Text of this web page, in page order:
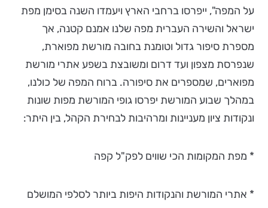
על המפה", ייפרסו ברחבי הארץ ויעמדו השנה בסימן מפת
ישראל והשירה העברית מפה שלנו אמנם קטנה, אך
מספרת סיפור גדול וטומנת בחובה מורשת מפוארת,
שנפרסת מצפון ועד דרום ומשובצת בשפע אתרי מורשת
מפוארים, שמספרים את סיפורה. ברוח המפה של כולנו,
במהלך שבוע המורשת יפרסו גופי המורשת מפות שונות
ונקודות ציון מעניינות ומרהיבות לבחירת הקהל, בין היתר:
* מפת המקומות הכי שווים לפק"ל קפה
* אתרי המורשת והנקודות היפות ביותר לסלפי המושלם